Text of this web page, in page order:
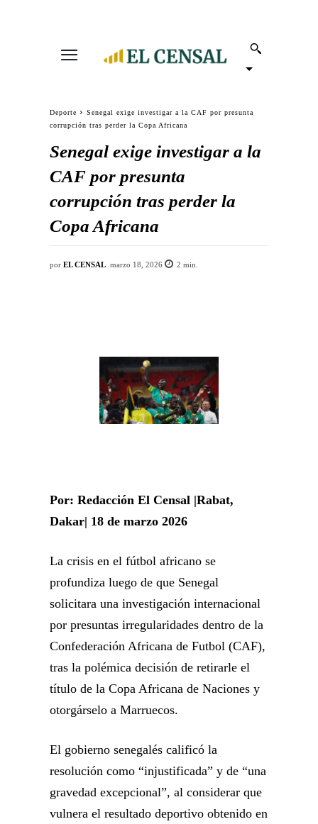
Deporte
Senegal exige investigar a la CAF por presunta
corrupción tras perder la Copa Africana
Senegal exige investigar a la
CAF por presunta
corrupción tras perder la
Copa Africana
por EL CENSAL marzo 18, 2026 2 min.
Por: Redacción El Censal |Rabat,
Dakar| 18 de marzo 2026
La crisis en el fútbol africano se
profundiza luego de que Senegal
solicitara una investigación internacional
por presuntas irregularidades dentro de la
Confederación Africana de Futbol (CAF),
tras la polémica decisión de retirarle el
título de la Copa Africana de Naciones y
otorgárselo a Marruecos.
El gobierno senegalés calificó la
resolución como “injustificada” y de “una
gravedad excepcional”, al considerar que
vulnera el resultado deportivo obtenido en